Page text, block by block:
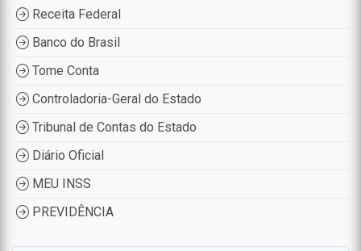
Receita Federal
Banco do Brasil
Tome Conta
Controladoria-Geral do Estado
Tribunal de Contas do Estado
Diário Oficial
MEU INSS
PREVIDÊNCIA